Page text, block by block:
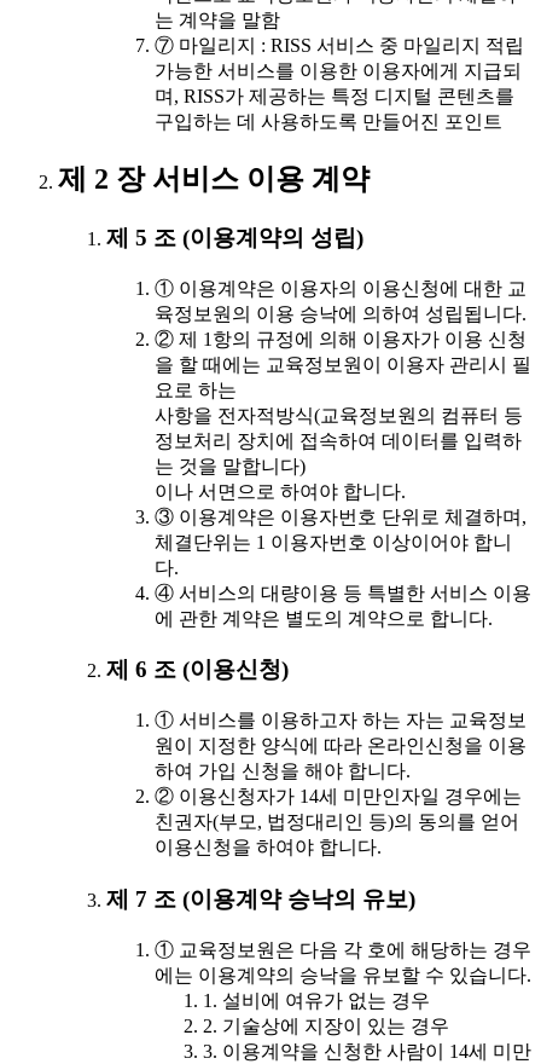
는 계약을 말함
⑦ 마일리지 : RISS 서비스 중 마일리지 적립
가능한 서비스를 이용한 이용자에게 지급되
며, RISS가 제공하는 특정 디지털 콘텐츠를
구입하는 데 사용하도록 만들어진 포인트
제 2 장 서비스 이용 계약
제 5 조 (이용계약의 성립)
① 이용계약은 이용자의 이용신청에 대한 교
육정보원의 이용 승낙에 의하여 성립됩니다.
② 제 1항의 규정에 의해 이용자가 이용 신청
을 할 때에는 교육정보원이 이용자 관리시 필
요로 하는
사항을 전자적방식(교육정보원의 컴퓨터 등
정보처리 장치에 접속하여 데이터를 입력하
는 것을 말합니다)
이나 서면으로 하여야 합니다.
③ 이용계약은 이용자번호 단위로 체결하며,
체결단위는 1 이용자번호 이상이어야 합니
다.
④ 서비스의 대량이용 등 특별한 서비스 이용
에 관한 계약은 별도의 계약으로 합니다.
제 6 조 (이용신청)
① 서비스를 이용하고자 하는 자는 교육정보
원이 지정한 양식에 따라 온라인신청을 이용
하여 가입 신청을 해야 합니다.
② 이용신청자가 14세 미만인자일 경우에는
친권자(부모, 법정대리인 등)의 동의를 얻어
이용신청을 하여야 합니다.
제 7 조 (이용계약 승낙의 유보)
① 교육정보원은 다음 각 호에 해당하는 경우
에는 이용계약의 승낙을 유보할 수 있습니다.
1. 설비에 여유가 없는 경우
2. 기술상에 지장이 있는 경우
3. 이용계약을 신청한 사람이 14세 미만